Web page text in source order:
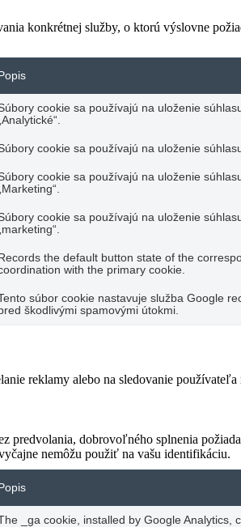
konkrétnej služby, o ktorú výslovne
Popis
cookie sa používajú na uloženie
„Analytické“.
cookie sa používajú na uloženie
cookie sa používajú na uloženie
„Marketing“.
cookie sa používajú na uloženie
„marketing“.
Records the default button state of the
with the primary cookie.
súbor cookie nastavuje služba Google
škodlivými spamovými útokmi.
reklamy alebo na sledovanie
predvolania, dobrovoľného splnenia
nemôžu použiť na vašu identifikáciu.
Popis
_ga cookie, installed by Google Analytics,